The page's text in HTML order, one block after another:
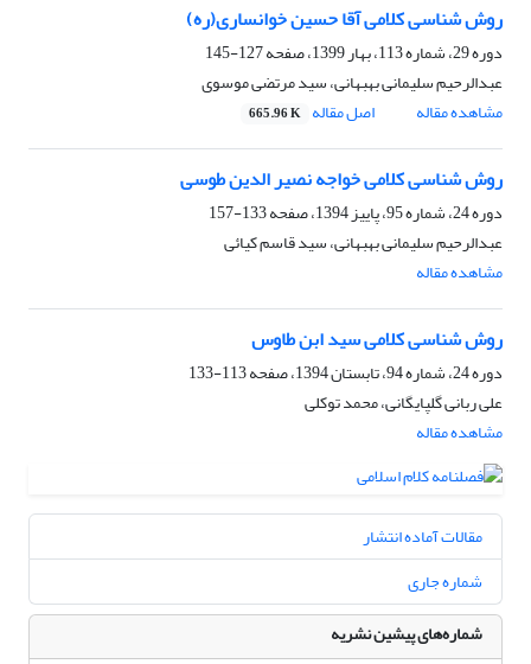
روش شناسی کلامی آقا حسین خوانساری(ره)
دوره 29، شماره 113، بهار 1399، صفحه
127-145
عبدالرحیم سلیمانی بهبهانی، سید مرتضی موسوی
مشاهده مقاله
اصل مقاله 665.96 K
روش شناسی کلامی خواجه نصیر الدین طوسی
دوره 24، شماره 95، پاییز 1394، صفحه
133-157
عبدالرحیم سلیمانی بهبهانی، سید قاسم کیائی
مشاهده مقاله
روش شناسی کلامی سید ابن طاوس
دوره 24، شماره 94، تابستان 1394، صفحه
113-133
علی ربانی گلپایگانی، محمد توکلی
مشاهده مقاله
مقالات آماده انتشار
شماره جاری
شماره‌های پیشین نشریه